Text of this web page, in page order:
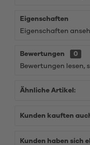
Eigenschaften
Eigenschaften
Bewertungen
0
Bewertungen lesen,
Ähnliche Artikel:
Kunden kauften
Kunden haben sich